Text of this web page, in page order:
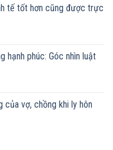
tế tốt hơn cũng được trực
hạnh phúc: Góc nhìn luật
của vợ, chồng khi ly hôn